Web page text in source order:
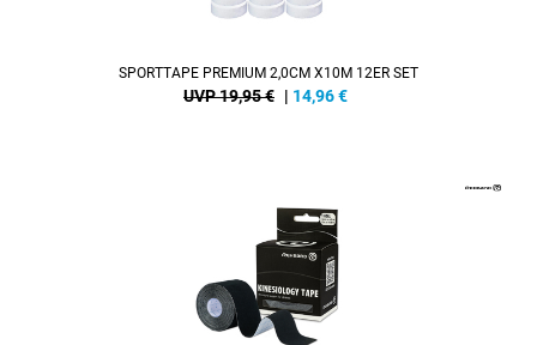
SPORTTAPE PREMIUM 2,0CM X10M 12ER SET
UVP 19,95 € | 14,96€